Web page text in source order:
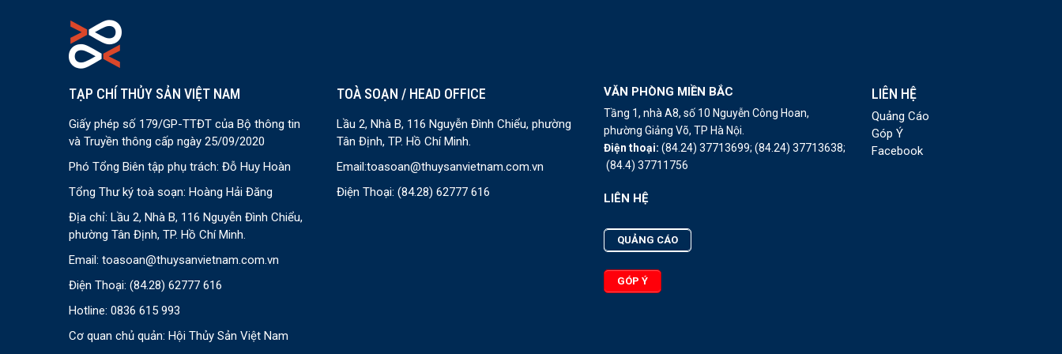
TẠP CHÍ THỦY SẢN VIỆT NAM
Giấy phép số 179/GP-TTĐT của Bộ thông tin
và Truyền thông cấp ngày 25/09/2020
Phó Tổng Biên tập phụ trách: Đỗ Huy Hoàn
Tổng Thư ký toà soạn: Hoàng Hải Đăng
Địa chỉ: Lầu 2, Nhà B, 116 Nguyễn Đình Chiểu,
phường Tân Định, TP. Hồ Chí Minh.
Email: toasoan@thuysanvietnam.com.vn
Điện Thoại: (84.28) 62777 616
Hotline: 0836 615 993
Cơ quan chủ quản: Hội Thủy Sản Việt Nam
TOÀ SOẠN / HEAD OFFICE
Lầu 2, Nhà B, 116 Nguyễn Đình Chiểu, phường
Tân Định, TP. Hồ Chí Minh.
Email:toasoan@thuysanvietnam.com.vn
Điện Thoại: (84.28) 62777 616
VĂN PHÒNG MIỀN BẮC
Tầng 1, nhà A8, số 10 Nguyễn Công Hoan,
phường Giảng Võ, TP Hà Nội.
Điện thoại:(84.24) 37713699;(84.24) 37713638;
(84.4) 37711756
LIÊN HỆ
QUẢNG CÁO
GÓP Ý
LIÊN HỆ
Quảng Cáo
Góp Ý
Facebook